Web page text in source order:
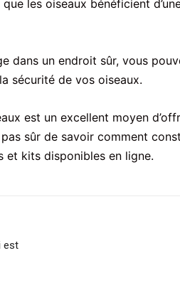
les oiseaux bénéficient
dans un endroit sûr, vous
sécurité de vos oiseaux.
est un excellent moyen
sûr de savoir comment
et kits disponibles en ligne.
est